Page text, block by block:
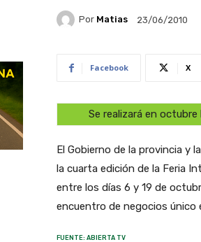
Por Matias 23/06/2010
Facebook X
Se realizará en
El Gobierno de la provincia y
la cuarta edición de la Feria
entre los días 6 y 19 de
encuentro de negocios
FUENTE: ABIERTA TV